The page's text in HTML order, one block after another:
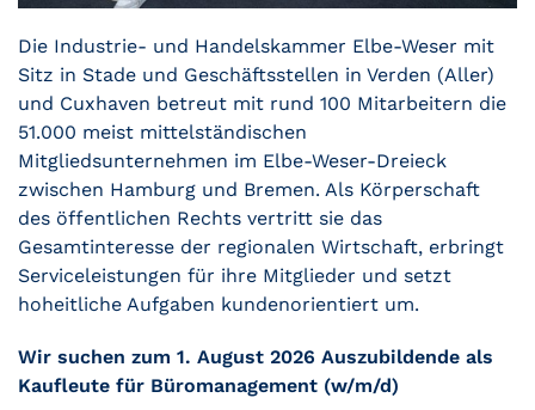
Die Industrie- und Handelskammer Elbe-Weser mit
Sitz in Stade und Geschäftsstellen in Verden (Aller)
und Cuxhaven betreut mit rund 100 Mitarbeitern die
51.000 meist mittelständischen
Mitgliedsunternehmen im Elbe-Weser-Dreieck
zwischen Hamburg und Bremen. Als Körperschaft
des öffentlichen Rechts vertritt sie das
Gesamtinteresse der regionalen Wirtschaft, erbringt
Serviceleistungen für ihre Mitglieder und setzt
hoheitliche Aufgaben kundenorientiert um.
Wir suchen zum 1. August 2026 Auszubildende als
Kaufleute für Büromanagement (w/m/d)